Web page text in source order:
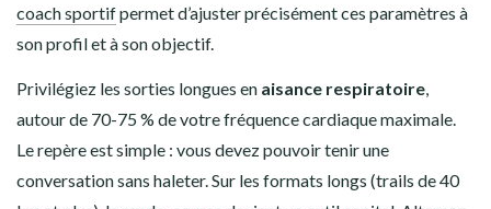
coach sportifpermet d’ajuster précisément ces paramètres à
son profil et à son objectif.
Privilégiez les sorties longues en aisance respiratoire
autour de 70-75 % de votre fréquence cardiaque maximale.
Le repère est simple : vous devez pouvoir tenir une
conversation sans haleter. Sur les formats longs (trails de 40